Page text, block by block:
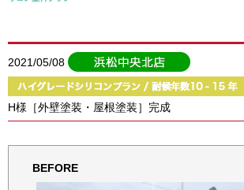
2021/05/08
H様［外壁塗装・屋根塗装］完成
BEFORE